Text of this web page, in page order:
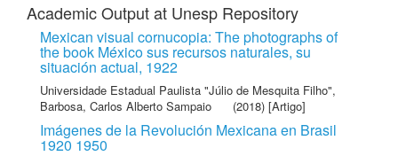
Academic Output at Unesp Repository
Mexican visual cornucopia: The photographs of
the book México sus recursos naturales, su
situación actual, 1922
Universidade Estadual Paulista "Júlio de Mesquita Filho",
Barbosa, Carlos Alberto Sampaio
(2018) [Artigo]
Imágenes de la Revolución Mexicana en Brasil
1920 1950